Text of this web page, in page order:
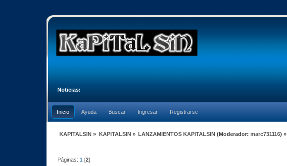
Noticias:
Inicio Ayuda Buscar Ingresar Registrarse
KAPITALSIN » KAPITALSIN» LANZAMIENTOS KAPITALSIN (Moderador:marc731116) »
Páginas: 1 [2]